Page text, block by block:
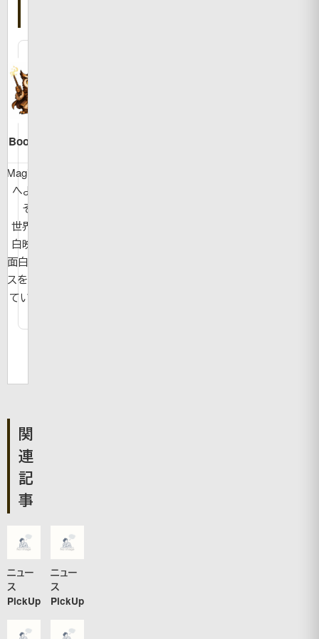
Bookman
MagicBook
へようこ
そ！
世界の面
白映像や
面白ニュー
スを紹介し
ています。
関
連
記
事
ニュー
ス
PickUp
ニュー
ス
PickUp